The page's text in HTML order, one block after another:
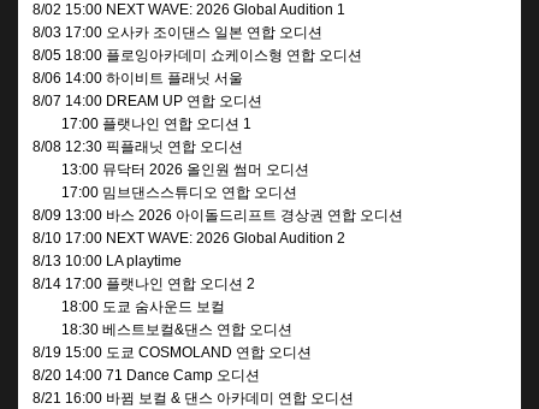
8/02 15:00 NEXT WAVE: 2026 Global Audition 1
8/03 17:00 오사카 조이댄스 일본 연합 오디션
8/05 18:00 플로잉아카데미 쇼케이스형 연합 오디션
8/06 14:00 하이비트 플래닛 서울
8/07 14:00 DREAM UP 연합 오디션
17:00 플랫나인 연합 오디션 1
8/08 12:30 픽플래닛 연합 오디션
13:00 뮤닥터 2026 올인원 썸머 오디션
17:00 밈브댄스스튜디오 연합 오디션
8/09 13:00 바스 2026 아이돌드리프트 경상권 연합 오디션
8/10 17:00 NEXT WAVE: 2026 Global Audition 2
8/13 10:00 LA playtime
8/14 17:00 플랫나인 연합 오디션 2
18:00 도쿄 숨사운드 보컬
18:30 베스트보컬&댄스 연합 오디션
8/19 15:00 도쿄 COSMOLAND 연합 오디션
8/20 14:00 71 Dance Camp 오디션
8/21 16:00 바뀜 보컬 & 댄스 아카데미 연합 오디션